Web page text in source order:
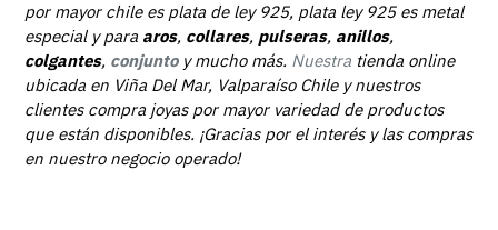
por mayor chile es plata de ley 925, plata ley 925 es metal
especial y para aros, collares, pulseras, anillos,
colgantes, conjunto y mucho más. Nuestra tienda online
ubicada en Viña Del Mar, Valparaíso Chile y nuestros
clientes compra joyas por mayor variedad de productos
que están disponibles. ¡Gracias por el interés y las compras
en nuestro negocio operado!